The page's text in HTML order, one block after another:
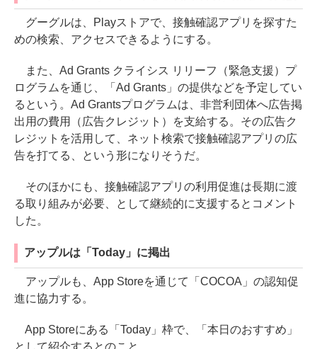
グーグルは、Playストアで、接触確認アプリを探すた
めの検索、アクセスできるようにする。
また、Ad Grants クライシス リリーフ（緊急支援）プ
ログラムを通じ、「Ad Grants」の提供などを予定してい
るという。Ad Grantsプログラムは、非営利団体へ広告掲
出用の費用（広告クレジット）を支給する。その広告ク
レジットを活用して、ネット検索で接触確認アプリの広
告を打てる、という形になりそうだ。
そのほかにも、接触確認アプリの利用促進は長期に渡
る取り組みが必要、として継続的に支援するとコメント
した。
アップルは「Today」に掲出
アップルも、App Storeを通じて「COCOA」の認知促
進に協力する。
App Storeにある「Today」枠で、「本日のおすすめ」
として紹介するとのこと。